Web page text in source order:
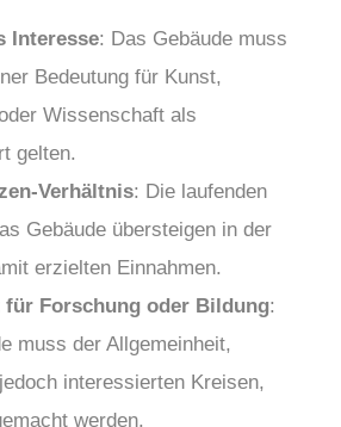
Interesse: Das Gebäude muss
Bedeutung für Kunst,
Wissenschaft als
gelten.
Verhältnis: Die laufenden
Gebäude übersteigen in der
erzielten Einnahmen.
für Forschung oder Bildung:
muss der Allgemeinheit,
interessierten Kreisen,
werden.